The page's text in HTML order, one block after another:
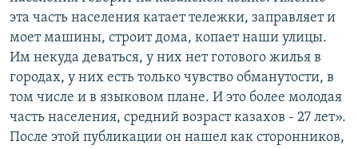
эта часть населения катает тележки, заправляет и
моет машины, строит дома, копает наши улицы.
Им некуда деваться, у них нет готового жилья в
городах, у них есть только чувство обманутости, в
том числе и в языковом плане. И это более молодая
часть населения, средний возраст казахов - 27 лет».
После этой публикации он нашел как сторонников,